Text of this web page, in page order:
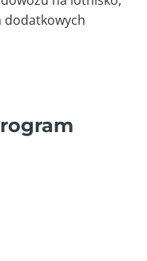
dodatkowych